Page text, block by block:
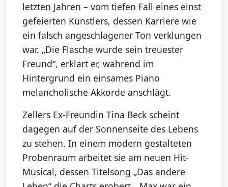
letzten Jahren – vom tiefen Fall eines einst
gefeierten Künstlers, dessen Karriere wie
ein falsch angeschlagener Ton verklungen
war. „Die Flasche wurde sein treuester
Freund“, erklärt er, während im
Hintergrund ein einsames Piano
melancholische Akkorde anschlägt.
Zellers Ex-Freundin Tina Beck scheint
dagegen auf der Sonnenseite des Lebens
zu stehen. In einem modern gestalteten
Probenraum arbeitet sie am neuen Hit-
Musical, dessen Titelsong „Das andere